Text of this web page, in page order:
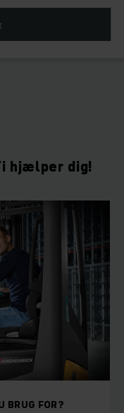
hjælper dig!
BRUG FOR?